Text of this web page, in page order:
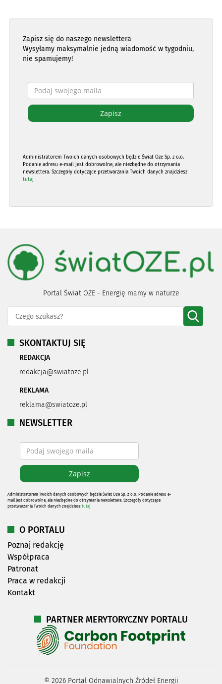
Zapisz się do naszego newslettera
Wysyłamy maksymalnie jedną wiadomość w tygodniu,
nie spamujemy!
Administratorem Twoich danych osobowych będzie Świat Oze Sp. z o.o.
Podanie adresu e-mail jest dobrowolne, ale niezbędne do otrzymania
newslettera. Szczegóły dotyczące przetwarzania Twoich danych znajdziesz
tutaj
Portal Świat OZE - Energię mamy w naturze
SKONTAKTUJ SIĘ
REDAKCJA
redakcja@swiatoze.pl
REKLAMA
reklama@swiatoze.pl
NEWSLETTER
Administratorem Twoich danych osobowych będzie Świat Oze Sp. z o.o. Podanie adresu e-
mail jest dobrowolne, ale niezbędne do otrzymania newslettera. Szczegóły dotyczące
przetwarzania Twoich danych znajdziesz tutaj
O PORTALU
Poznaj redakcję
Współpraca
Patronat
Praca w redakcji
Kontakt
PARTNER MERYTORYCZNY PORTALU
© 2026Portal Odnawialnych Źródeł Energii